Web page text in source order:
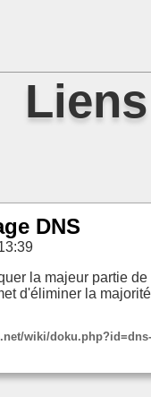
DNS
la majeur partie
d'éliminer la
wiki/